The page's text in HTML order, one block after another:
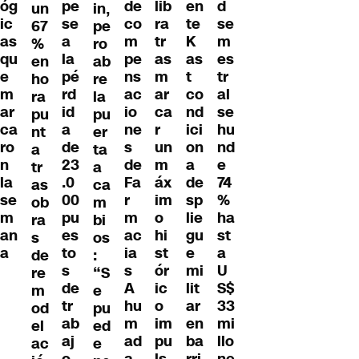
óg
ic
as
qu
e
m
ar
ca
ro
n
la
se
m
an
a
un
67
%
en
ho
ra
pu
nt
a
tr
as
ob
ra
s
de
re
m
od
el
ac
pe
se
a
la
pé
rd
id
a
de
23
.0
00
pu
es
to
s
de
tr
ab
aj
in,
pe
ro
ab
re
la
pu
er
ta
a
ca
m
bi
os
:
“S
e
pu
ed
e
de
co
m
pe
ns
ac
io
ne
s
de
Fa
r
m
ac
ia
s
A
hu
m
ad
lib
ra
tr
as
m
ar
ca
r
un
m
áx
im
o
hi
st
ór
ic
o
im
pu
en
te
K
as
t
co
nd
ici
on
a
de
sp
lie
gu
e
mi
lit
ar
en
ba
d
se
m
es
tr
al
se
hu
nd
e
74
%
ha
st
a
U
S$
33
mi
llo